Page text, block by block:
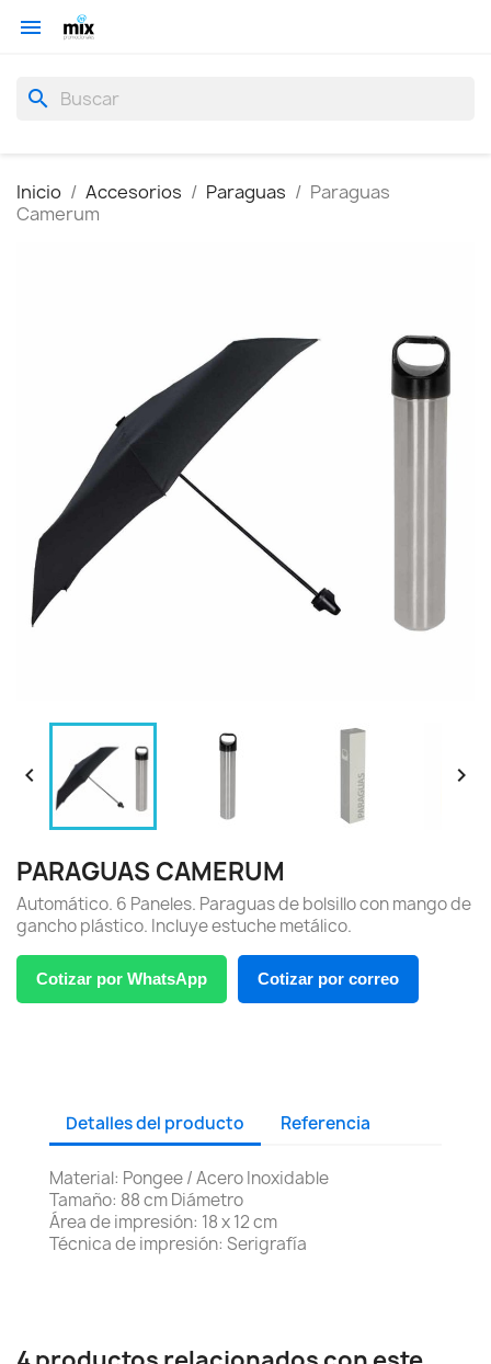

search
Inicio Accesorios Paraguas
Paraguas
Camerum
 
PARAGUAS CAMERUM
Automático. 6 Paneles. Paraguas de bolsillo con mango de
gancho plástico. Incluye estuche metálico.
Cotizar por WhatsApp Cotizar por correo
Detalles del producto Referencia
Material: Pongee / Acero Inoxidable
Tamaño: 88 cm Diámetro
Área de impresión: 18 x 12 cm
Técnica de impresión: Serigrafía